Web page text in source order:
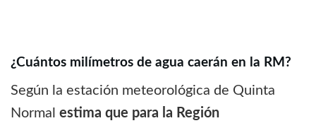
¿Cuántos milímetros de agua caerán en la RM?
Según la estación meteorológica de Quinta
Normal estima que para la Región